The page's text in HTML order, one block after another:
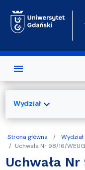
Strona główna Wydział
Uchwała Nr 98/16/WEUG
Uchwała Nr
Wydziałexpand_more